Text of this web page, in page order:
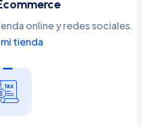
online y redes sociales.
tienda